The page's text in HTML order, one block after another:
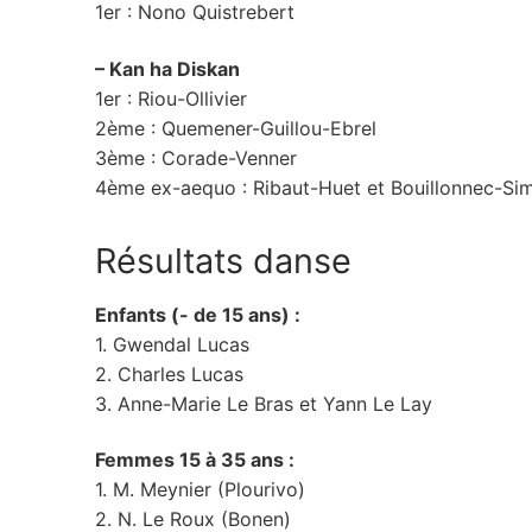
1er : Nono Quistrebert
– Kan ha Diskan
1er : Riou-Ollivier
2ème : Quemener-Guillou-Ebrel
3ème : Corade-Venner
4ème ex-aequo : Ribaut-Huet et Bouillonnec-
Résultats danse
Enfants (- de 15 ans) :
1. Gwendal Lucas
2. Charles Lucas
3. Anne-Marie Le Bras et Yann Le Lay
Femmes 15 à 35 ans :
1. M. Meynier (Plourivo)
2. N. Le Roux (Bonen)